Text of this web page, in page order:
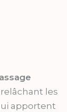
les
apportent